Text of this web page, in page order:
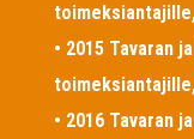
• 2015 Tavaran
• 2016 Tavaran